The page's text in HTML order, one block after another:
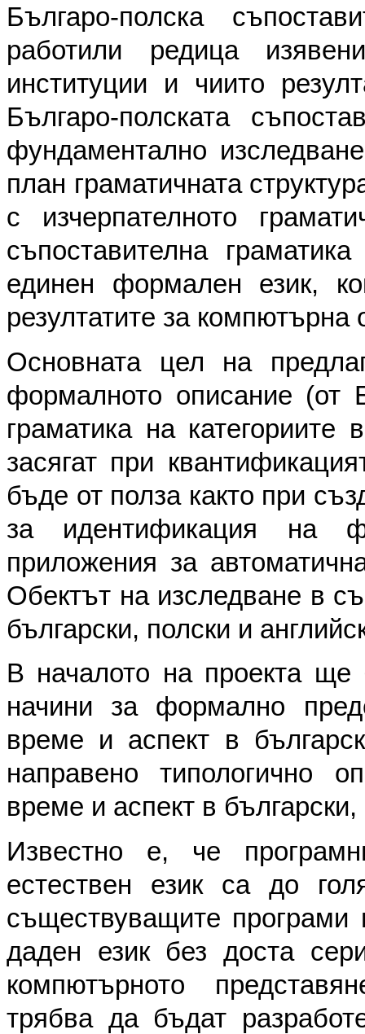
Българо-полска
работили редица
институции и чиито
Българо-полската
фундаментално
план граматичната
с изчерпателното
съпоставителна
единен формален език,
резултатите за компютърна
Основната цел на
формалното описание (от
граматика на
засягат при
бъде от полза както при
за идентификация на
приложения за
Обектът на изследване в
български, полски и
В началото на проекта ще
начини за формално
време и аспект в
направено типологично
време и аспект в
Известно е, че
естествен език са до
съществуващите програми
даден език без доста
компютърното
трябва да бъдат